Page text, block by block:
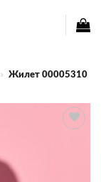
» Жилет 00005310